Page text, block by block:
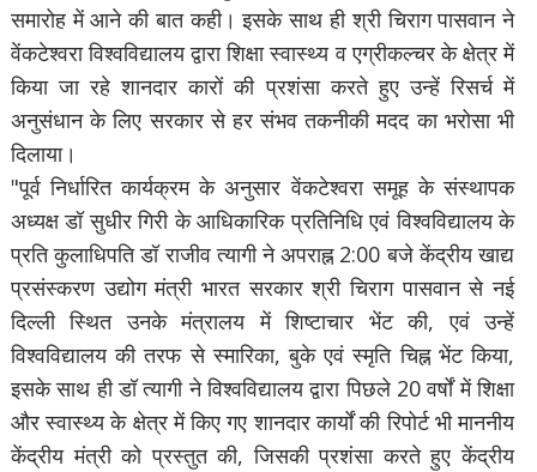
समारोह में आने की बात कही। इसके साथ ही श्री चिराग पासवान ने
वेंकटेश्वरा विश्वविद्यालय द्वारा शिक्षा स्वास्थ्य व एग्रीकल्चर के क्षेत्र में
किया जा रहे शानदार कारों की प्रशंसा करते हुए उन्हें रिसर्च में
अनुसंधान के लिए सरकार से हर संभव तकनीकी मदद का भरोसा भी
दिलाया।
"पूर्व निर्धारित कार्यक्रम के अनुसार वेंकटेश्वरा समूह के संस्थापक
अध्यक्ष डॉ सुधीर गिरी के आधिकारिक प्रतिनिधि एवं विश्वविद्यालय के
प्रति कुलाधिपति डॉ राजीव त्यागी ने अपराह्न 2:00 बजे केंद्रीय खाद्य
प्रसंस्करण उद्योग मंत्री भारत सरकार श्री चिराग पासवान से नई
दिल्ली स्थित उनके मंत्रालय में शिष्टाचार भेंट की, एवं उन्हें
विश्वविद्यालय की तरफ से स्मारिका, बुके एवं स्मृति चिह्न भेंट किया,
इसके साथ ही डॉ त्यागी ने विश्वविद्यालय द्वारा पिछले 20 वर्षों में शिक्षा
और स्वास्थ्य के क्षेत्र में किए गए शानदार कार्यों की रिपोर्ट भी माननीय
केंद्रीय मंत्री को प्रस्तुत की, जिसकी प्रशंसा करते हुए केंद्रीय